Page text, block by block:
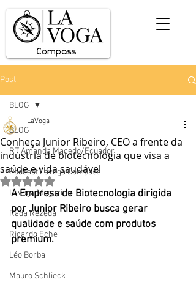
Post
BLOG
RT Amanda Macedo/Ecuador
Podcast Lavoga Compass
Lavoga Magazine
Rada Rezedá
Ricardo Eche
Léo Borba
Mauro Schlieck
BLOG
Conheça Junior Ribeiro, CEO a frente da
indústria de biotecnologia que visa a
saúde e vida saudável
LaVoga
Avaliado com NaN de 5 estrelas.
A Empresa de Biotecnologia dirigida
por Junior Ribeiro busca gerar
qualidade e saúde com produtos
premium.